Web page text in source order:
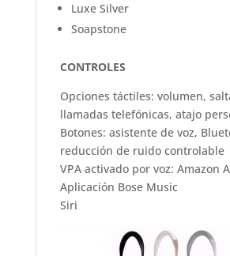
Luxe Silver
Soapstone
CONTROLES
Opciones táctiles: volumen,
llamadas telefónicas, atajo
Botones: asistente de voz,
reducción de ruido controlable
VPA activado por voz: Amazon
Aplicación Bose Music
Siri